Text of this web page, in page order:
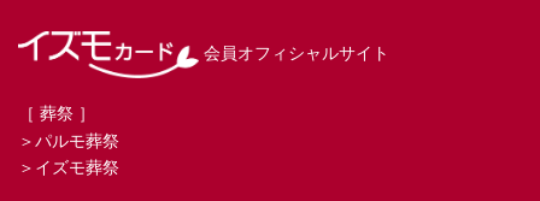
会員オフィシャルサイト
［ 葬祭 ］
＞パルモ葬祭
＞イズモ葬祭